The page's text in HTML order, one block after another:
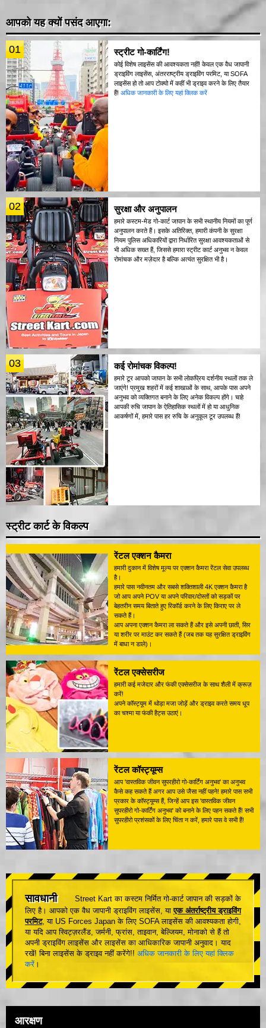
आपको यह क्यों पसंद आएगा:
01 स्ट्रीट गो-कार्टिंग!
कोई विशेष लाइसेंस की आवश्यकता नहीं! केवल एक वैध जापानी
ड्राइविंग लाइसेंस, अंतरराष्ट्रीय ड्राइविंग परमिट, या SOFA
लाइसेंस हो तो आप टोक्यो में कहीं भी ड्राइव करने के लिए तैयार
हैं! अधिक जानकारी के लिए यहां क्लिक करें
02 सुरक्षा और अनुपालन
हमारे कस्टम-मेड गो-कार्ट जापान के सभी स्थानीय नियमों का पूर्ण
अनुपालन करते हैं। इसके अतिरिक्त, हमारी कंपनी के सुरक्षा
नियम पुलिस अधिकारियों द्वारा निर्धारित सुरक्षा आवश्यकताओं से
भी अधिक सख्त हैं, जिससे हमारा स्ट्रीट कार्ट अनुभव न केवल
रोमांचक और मज़ेदार है बल्कि अत्यंत सुरक्षित भी है।
03 कई रोमांचक विकल्प!
हमारे टूर आपको जापान के सभी लोकप्रिय दर्शनीय स्थलों तक ले
जाएंगे! प्रमुख शहरों में कई शाखाओं के साथ, आपके पास अपने
अनुभव को व्यक्तिगत बनाने के लिए अनेक विकल्प होंगे। चाहे
आपकी रुचि जापान के ऐतिहासिक स्थलों में हो या आधुनिक
आकर्षणों में, हमारे पास हर रुचि के अनुकूल टूर उपलब्ध हैं!
स्ट्रीट कार्ट के विकल्प
रेंटल एक्शन कैमरा
हमारी दुकान में विशेष मूल्य पर एक्शन कैमरा रेंटल सेवा उपलब्ध
है।
हमारे पास नवीनतम और सबसे शक्तिशाली 4K एक्शन कैमरा है
जो आप अपने POV या अपने परिवार/दोस्तों को सड़कों पर
बेहतरीन समय बिताते हुए रिकॉर्ड करने के लिए किराए पर ले
सकते हैं।
आप अपना एक्शन कैमरा ला सकते हैं और इसे अपनी छाती, सिर
या शरीर पर माउंट कर सकते हैं (जब तक यह सुरक्षित ड्राइविंग
में बाधा न डाले)।
रेंटल एक्सेसरीज
हमारी कई मजेदार और फंकी एक्सेसरीज के साथ शैली में क्रूज़
करें!
अपने कॉस्ट्यूम में थोड़ा मजा जोड़ें और ड्राइव करते समय धूप
का चश्मा या फंकी हैट्स उठाएं।
रेंटल कॉस्ट्यूम्स
आप 'वास्तविक जीवन सुपरहीरो गो-कार्टिंग अनुभव' का अनुभव
कैसे कह सकते हैं अगर आप उसे जैसा नहीं पहने! हमारे पास सभी
प्रकार के कॉस्ट्यूम्स हैं, जिन्हें आप इस 'वास्तविक जीवन
सुपरहीरो गो-कार्टिंग अनुभव' को बनाने के लिए पहन सकते हैं! सभी
सुपरहीरो प्रशंसकों के लिए चिंता न करें, हमारे पास वे सभी हैं!
सावधानी
Street Kart का कस्टम निर्मित गो-कार्ट जापान की सड़कों के
लिए है। आपको एक वैध जापानी ड्राइविंग लाइसेंस, याएक अंतर्राष्ट्रीय ड्राइविंग
परमिट, या US Forces Japan के लिए SOFA लाइसेंस की आवश्यकता होगी,
या यदि आप स्विट्ज़रलैंड, जर्मनी, फ्रांस, ताइवान, बेल्जियम, मोनाको से हैं तो
अपनी ड्राइविंग लाइसेंस और लाइसेंस का आधिकारिक जापानी अनुवाद। याद
रखें! बिना लाइसेंस के ड्राइव नहीं करेंगे!! अधिक जानकारी के लिए यहां क्लिक
करें ।
आरक्षण